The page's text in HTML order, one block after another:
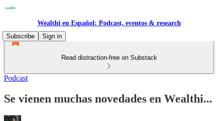
Wealthi en Español: Podcast, eventos & research
Subscribe
Sign in
Read distraction-free on Substack
Podcast
Se vienen muchas novedades en Wealthi...